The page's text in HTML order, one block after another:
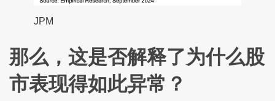
JPM
那么，这是否解释了为什么股
市表现得如此异常？